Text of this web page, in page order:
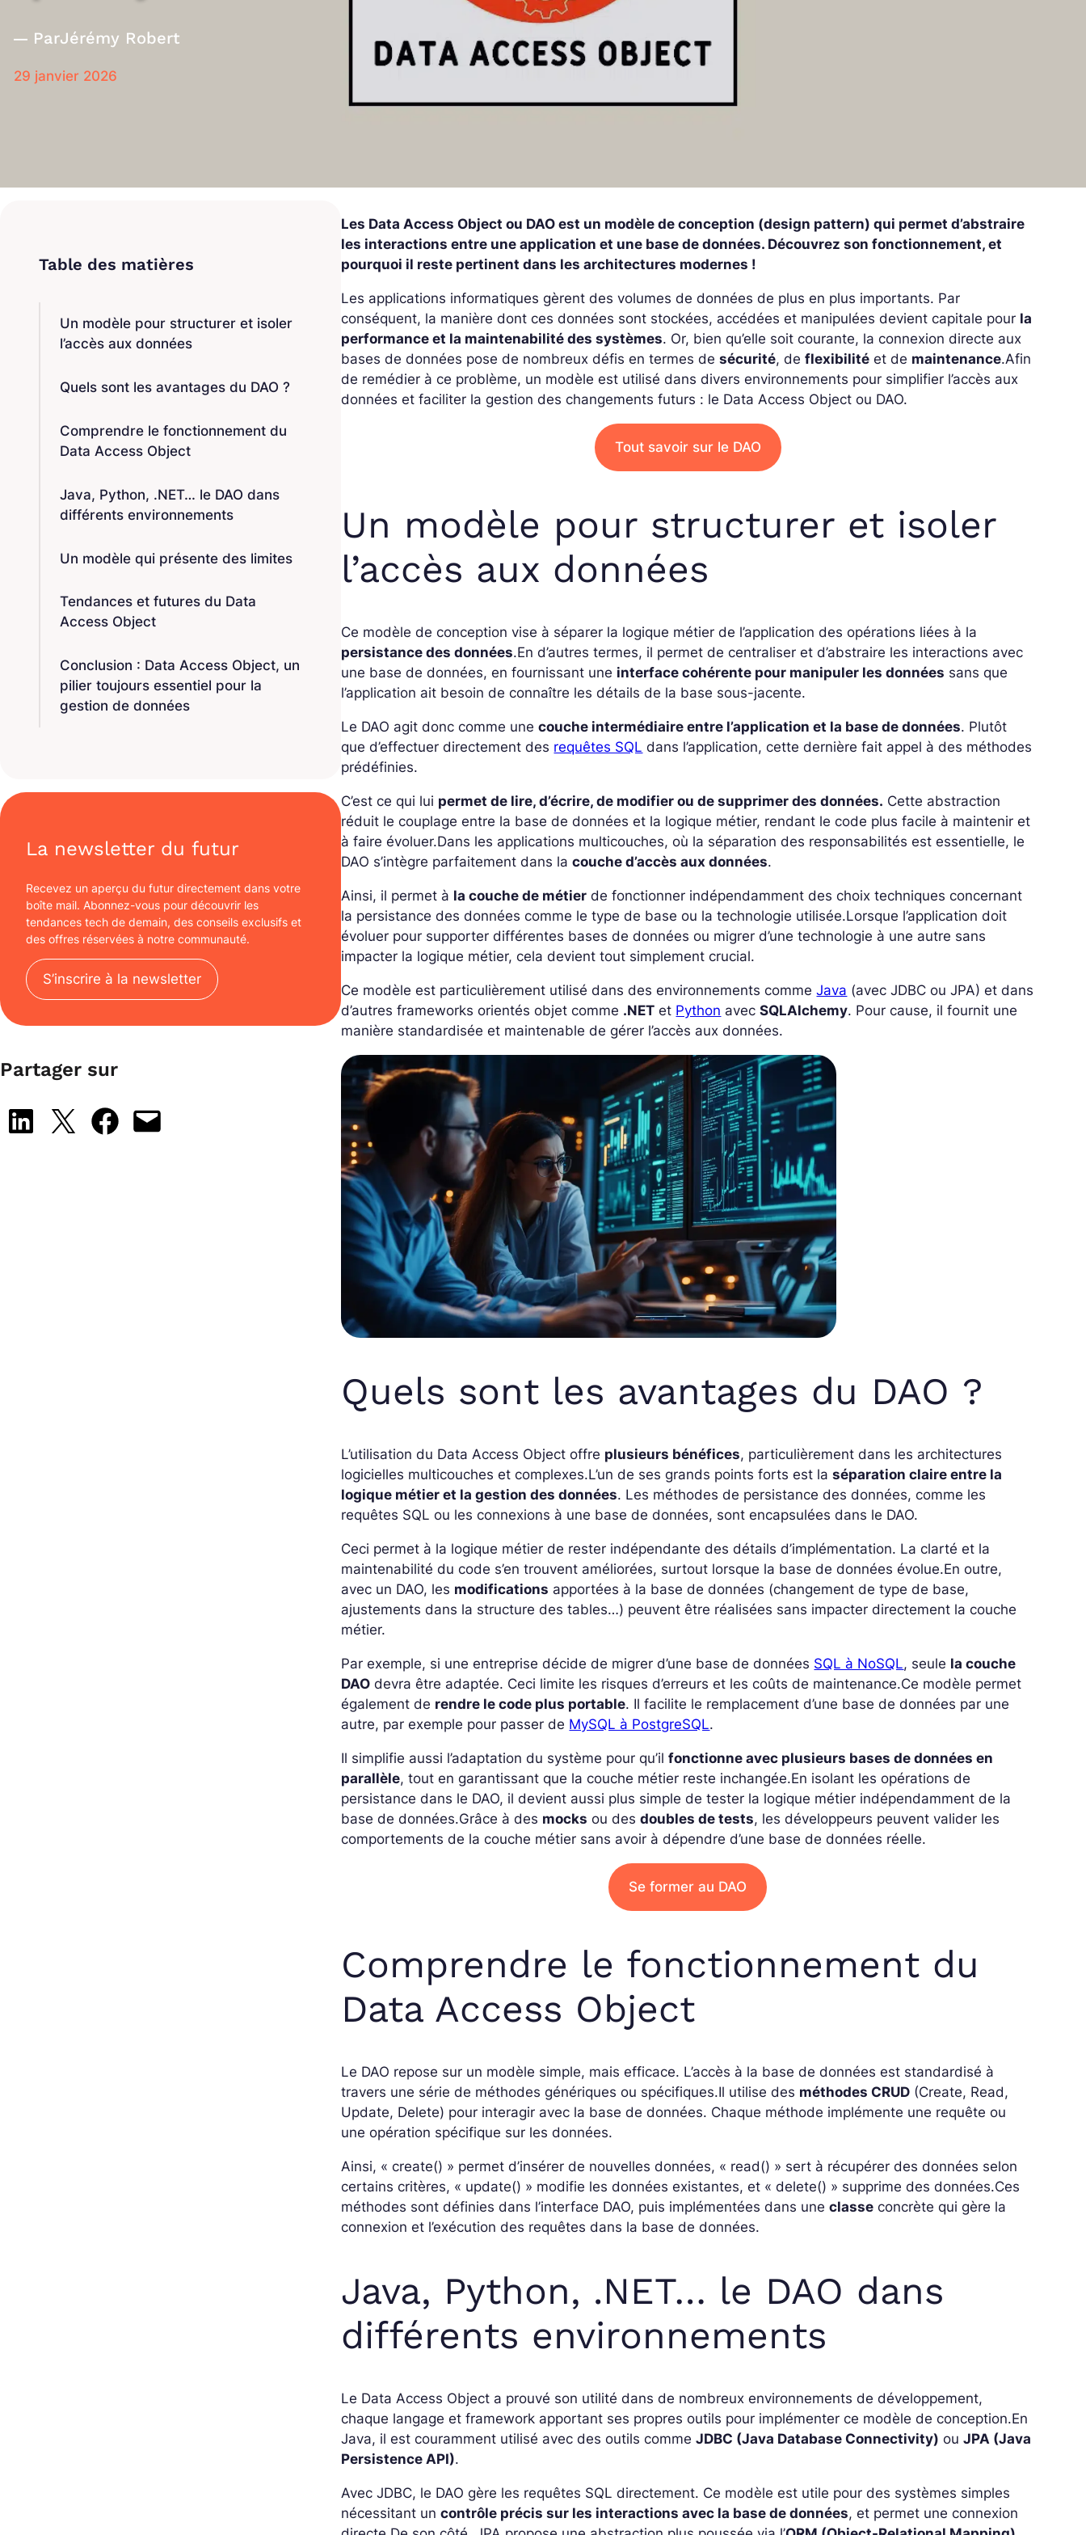
ParJérémy Robert
29 janvier 2026
Un modèle pour structurer et isoler
l’accès aux données
Quels sont les avantages du DAO ?
Comprendre le fonctionnement du
Data Access Object
Java, Python, .NET… le DAO dans
différents environnements
Un modèle qui présente des limites
Tendances et futures du Data
Access Object
Conclusion : Data Access Object, un
pilier toujours essentiel pour la
gestion de données
La newsletter du futur
Recevez un aperçu du futur directement dans votre
boîte mail. Abonnez-vous pour découvrir les
tendances tech de demain, des conseils exclusifs et
des offres réservées à notre communauté.
S’inscrire à la newsletter
Partager sur
Share on LinkedIn
Share on X Share on Facebook
Email this Page
Les Data Access Object ou DAO est un modèle de conception (design pattern) qui permet d’abstraire
les interactions entre une application et une base de données. Découvrez son fonctionnement, et
pourquoi il reste pertinent dans les architectures modernes !
Les applications informatiques gèrent des volumes de données de plus en plus importants. Par
conséquent, la manière dont ces données sont stockées, accédées et manipulées devient capitale pour la
performance et la maintenabilité des systèmes. Or, bien qu’elle soit courante, la connexion directe aux
bases de données pose de nombreux défis en termes desécurité, deflexibilité et de maintenance.Afin
de remédier à ce problème, un modèle est utilisé dans divers environnements pour simplifier l’accès aux
données et faciliter la gestion des changements futurs : le Data Access Object ou DAO.
Tout savoir sur le DAO
Un modèle pour structurer et isoler
l’accès aux données
Ce modèle de conception vise à séparer la logique métier de l’application des opérations liées à la
persistance des données.En d’autres termes, il permet de centraliser et d’abstraire les interactions avec
une base de données, en fournissant une interface cohérente pour manipuler les données sans que
l’application ait besoin de connaître les détails de la base sous-jacente.
Le DAO agit donc comme unecouche intermédiaire entre l’application et la base de données. Plutôt
que d’effectuer directement des requêtes SQL dans l’application, cette dernière fait appel à des méthodes
prédéfinies.
C’est ce qui lui permet de lire, d’écrire, de modifier ou de supprimer des données. Cette abstraction
réduit le couplage entre la base de données et la logique métier, rendant le code plus facile à maintenir et
à faire évoluer.Dans les applications multicouches, où la séparation des responsabilités est essentielle, le
DAO s’intègre parfaitement dans lacouche d’accès aux données.
Ainsi, il permet à la couche de métier de fonctionner indépendamment des choix techniques concernant
la persistance des données comme le type de base ou la technologie utilisée.Lorsque l’application doit
évoluer pour supporter différentes bases de données ou migrer d’une technologie à une autre sans
impacter la logique métier, cela devient tout simplement crucial.
Ce modèle est particulièrement utilisé dans des environnements commeJava (avec JDBC ou JPA) et dans
d’autres frameworks orientés objet comme .NET et Python avecSQLAlchemy. Pour cause, il fournit une
manière standardisée et maintenable de gérer l’accès aux données.
Quels sont les avantages du DAO ?
L’utilisation du Data Access Object offre plusieurs bénéfices, particulièrement dans les architectures
logicielles multicouches et complexes.L’un de ses grands points forts est laséparation claire entre la
logique métier et la gestion des données. Les méthodes de persistance des données, comme les
requêtes SQL ou les connexions à une base de données, sont encapsulées dans le DAO.
Ceci permet à la logique métier de rester indépendante des détails d’implémentation. La clarté et la
maintenabilité du code s’en trouvent améliorées, surtout lorsque la base de données évolue.En outre,
avec un DAO, les modifications apportées à la base de données (changement de type de base,
ajustements dans la structure des tables…) peuvent être réalisées sans impacter directement la couche
métier.
Par exemple, si une entreprise décide de migrer d’une base de données SQL à NoSQL, seule la couche
DAO devra être adaptée. Ceci limite les risques d’erreurs et les coûts de maintenance.Ce modèle permet
également de rendre le code plus portable. Il facilite le remplacement d’une base de données par une
autre, par exemple pour passer de MySQL à PostgreSQL.
Il simplifie aussi l’adaptation du système pour qu’ilfonctionne avec plusieurs bases de données en
parallèle, tout en garantissant que la couche métier reste inchangée.En isolant les opérations de
persistance dans le DAO, il devient aussi plus simple de tester la logique métier indépendamment de la
base de données.Grâce à des mocks ou desdoubles de tests, les développeurs peuvent valider les
comportements de la couche métier sans avoir à dépendre d’une base de données réelle.
Se former au DAO
Comprendre le fonctionnement du
Data Access Object
Le DAO repose sur un modèle simple, mais efficace. L’accès à la base de données est standardisé à
travers une série de méthodes génériques ou spécifiques.Il utilise des méthodes CRUD (Create, Read,
Update, Delete) pour interagir avec la base de données. Chaque méthode implémente une requête ou
une opération spécifique sur les données.
Ainsi, « create() » permet d’insérer de nouvelles données, « read() » sert à récupérer des données selon
certains critères, « update() » modifie les données existantes, et « delete() » supprime des données.Ces
méthodes sont définies dans l’interface DAO, puis implémentées dans uneclasse concrète qui gère la
connexion et l’exécution des requêtes dans la base de données.
Java, Python, .NET… le DAO dans
différents environnements
Le Data Access Object a prouvé son utilité dans de nombreux environnements de développement,
chaque langage et framework apportant ses propres outils pour implémenter ce modèle de conception.En
Java, il est couramment utilisé avec des outils commeJDBC (Java Database Connectivity) ouJPA (Java
Persistence API).
Avec JDBC, le DAO gère les requêtes SQL directement. Ce modèle est utile pour des systèmes simples
nécessitant uncontrôle précis sur les interactions avec la base de données, et permet une connexion